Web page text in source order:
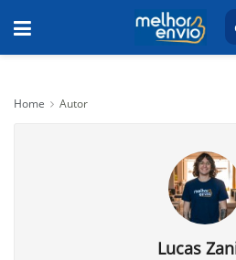
Home Autor
Lucas